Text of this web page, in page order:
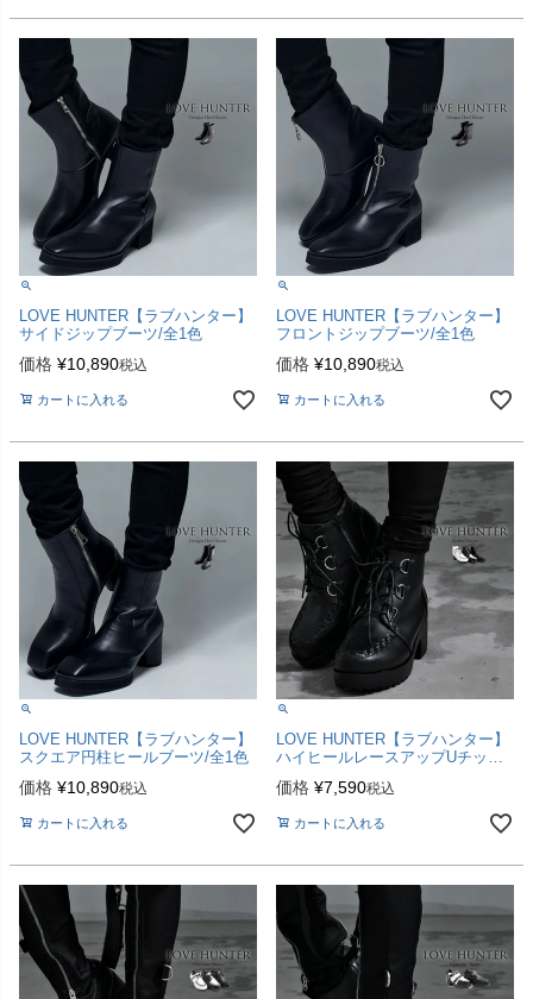
LOVE HUNTER【ラブハンター】
サイドジップブーツ/全1色
価格 ¥10,890税込
カートに入れる
LOVE HUNTER【ラブハンター】
フロントジップブーツ/全1色
価格 ¥10,890税込
カートに入れる
LOVE HUNTER【ラブハンター】
スクエア円柱ヒールブーツ/全1色
価格 ¥10,890税込
カートに入れる
LOVE HUNTER【ラブハンター】
ハイヒールレースアップUチップ
シューズ/全3色
価格 ¥7,590税込
カートに入れる